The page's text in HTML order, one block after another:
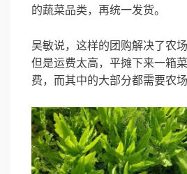
的蔬菜品类，再统一发货。
吴敏说，这样的团购解决了农
但是运费太高，平摊下来一箱
费，而其中的大部分都需要农场